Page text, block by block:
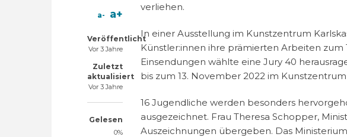
a- a+
Veröffentlicht
Vor 3 Jahre
Zuletzt
aktualisiert
Vor 3 Jahre
Gelesen
0%
verliehen.
In einer Ausstellung im Kunstzentrum
Künstler:innen ihre prämierten Arbeiten zum
Einsendungen wählte eine Jury 40
bis zum 13. November 2022 im
16 Jugendliche werden besonders
ausgezeichnet. Frau Theresa Schopper,
Auszeichnungen übergeben. Das